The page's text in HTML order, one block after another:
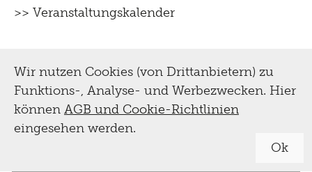
>> Veranstaltungskalender
Wir nutzen Cookies (von Drittanbietern) zu
Funktions-, Analyse- und Werbezwecken. Hier
können AGB und Cookie-Richtlinien
eingesehen werden.
Ok